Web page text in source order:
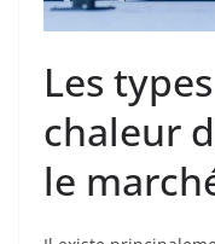
Les
chaleur
le